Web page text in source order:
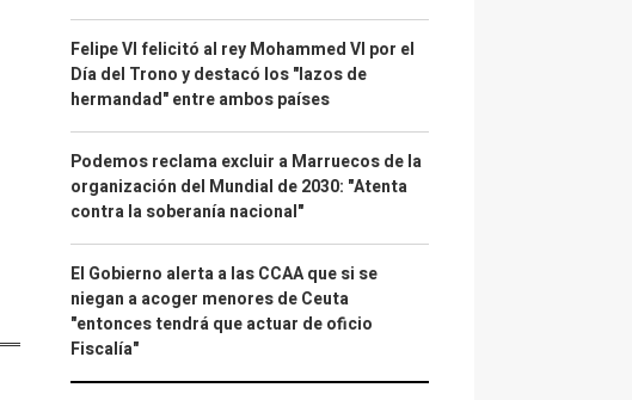
Felipe VI felicitó al rey Mohammed VI por el
Día del Trono y destacó los "lazos de
hermandad" entre ambos países
Podemos reclama excluir a Marruecos de la
organización del Mundial de 2030: "Atenta
contra la soberanía nacional"
El Gobierno alerta a las CCAA que si se
niegan a acoger menores de Ceuta
"entonces tendrá que actuar de oficio
Fiscalía"